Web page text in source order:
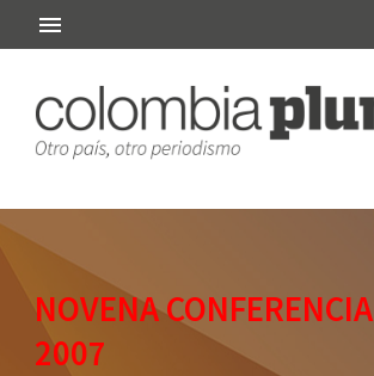
NOVENA CONFERENCIA
2007